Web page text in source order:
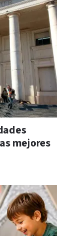
mejores